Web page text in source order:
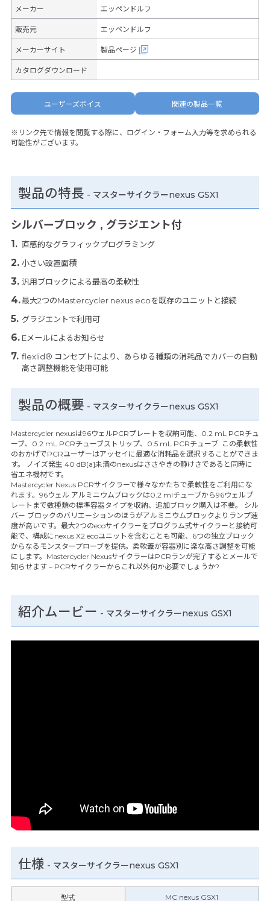
メーカー エッペンドルフ
販売元 エッペンドルフ
メーカーサイト 製品ページ
カタログダウンロード
ユーザーズボイス 関連の製品一覧
※リンク先で情報を閲覧する際に、ログイン・フォーム入力等を求められる
可能性がございます。
製品の特長 - マスターサイクラーnexus GSX1
シルバーブロック , グラジエント付
直感的なグラフィックプログラミング
小さい設置面積
汎用ブロックによる最高の柔軟性
最大2つのMastercycler nexus ecoを既存のユニットと接続
グラジエントで利用可
Eメールによるお知らせ
flexlid® コンセプトにより、あらゆる種類の消耗品でカバーの自動
高さ調整機能を使用可能
製品の概要 - マスターサイクラーnexus GSX1
Mastercycler nexusは96ウェルPCRプレートを収納可能、0.2 mL PCRチュ
ーブ、0.2 mL PCRチューブストリップ、0.5 mL PCRチューブ. この柔軟性
のおかげでPCRユーザーはアッセイに最適な消耗品を選択することができま
す。 ノイズ発生 40 dB[a]未満のnexusはささやきの静けさであると同時に
省エネ機材です。
Mastercycler Nexus PCRサイクラーで様々なかたちで柔軟性をご利用にな
れます。96ウェル アルミニウムブロックは0.2 mlチューブから96ウェルプ
レートまで数種類の標準容器タイプを収納、追加ブロック購入は不要。 シル
バー ブロックのバリエーションのほうがアルミニウムブロックよりランプ速
度が高いです。最大2つのecoサイクラーをプログラム式サイクラーと接続可
能で、構成にnexus X2 ecoユニットを含むことも可能、6つの独立ブロック
からなるモンスタープローブを提供。柔軟蓋が容器別に楽な高さ調整を可能
にします。Mastercycler NexusサイクラーはPCRランが完了するとメールで
知らせます – PCRサイクラーからこれ以外何か必要でしょうか?
紹介ムービー - マスターサイクラーnexus GSX1
仕様 - マスターサイクラーnexus GSX1
型式 MC nexus GSX1